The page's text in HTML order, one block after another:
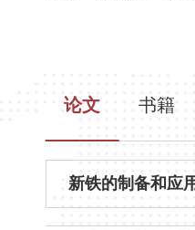
论文 书籍
新铁的制备和应